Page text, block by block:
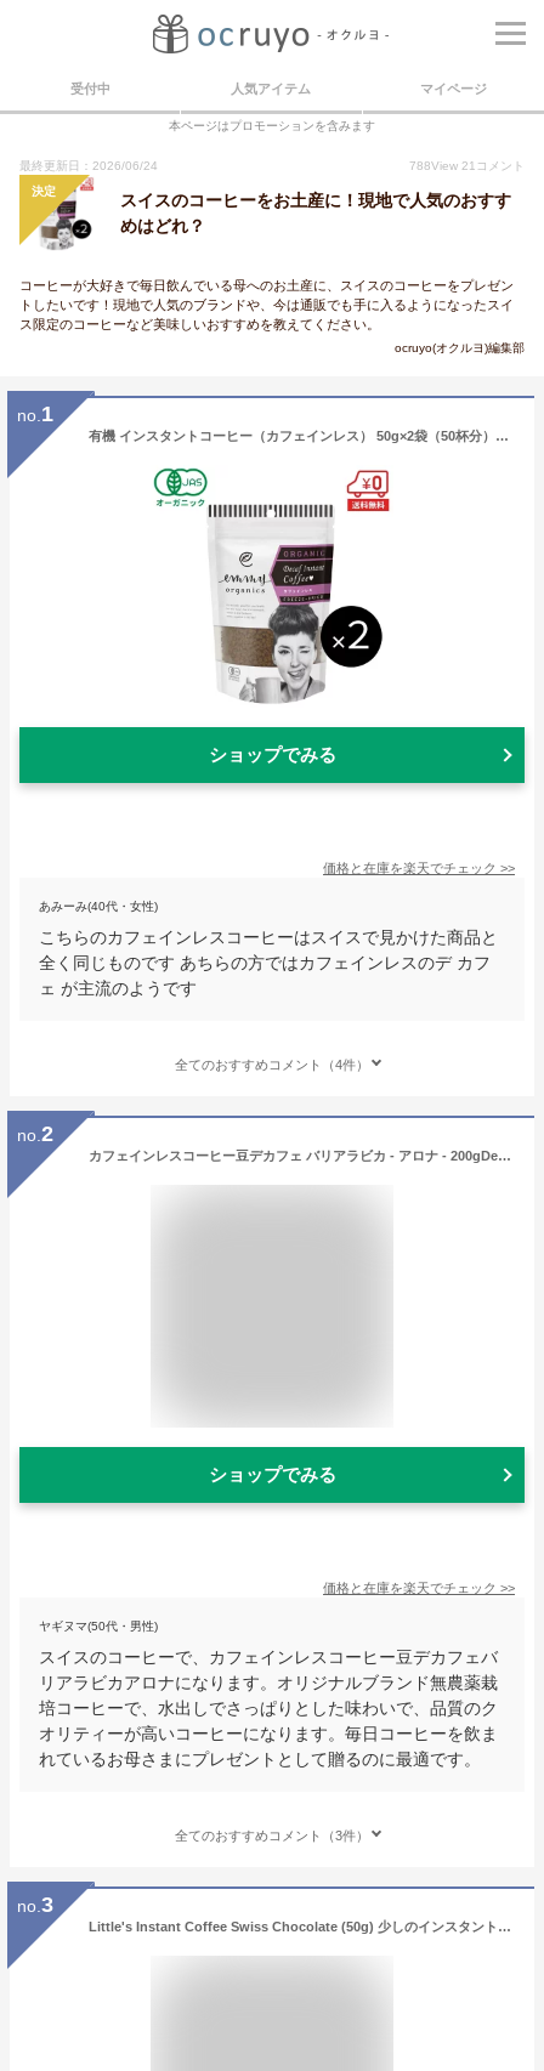
受付中 人気アイテム マイページ
本ページはプロモーションを含みます
最終更新日：2026/06/24 788View 21 コメント
決定
スイスのコーヒーをお土産に！現地で人気のおすす
めはどれ？
コーヒーが大好きで毎日飲んでいる母へのお土産に、スイスのコーヒーをプレゼン
トしたいです！現地で人気のブランドや、今は通販でも手に入るようになったスイ
ス限定のコーヒーなど美味しいおすすめを教えてください。
ocruyo(オクルヨ)編集部
no. 1
有機 インスタントコーヒー（カフェインレス） 50g×2袋（50杯分）★ドイツ産［ オーガニック デカフェ カフェインフリー 有機 emmy organics エミーオーガニクス 妊娠中 妊婦 アイスコーヒー 安全 無農薬 ギフト 詰め替え 無添加 スイスウォータープロセス ］
ショップでみる
価格と在庫を楽天でチェック >>
あみーみ(40代・女性)
こちらのカフェインレスコーヒーはスイスで見かけた商品と
全く同じものです あちらの方ではカフェインレスのデ カフ
ェ が主流のようです
全てのおすすめコメント（4件）
no. 2
カフェインレスコーヒー豆デカフェ バリアラビカ - アロナ - 200gDecaf Bali Arabica - ARONA -インドネシア産コーヒー豆スイスウォータープロセスTSUJIMOTO coffeeオリジナルブランド無農薬栽培 水出し
ショップでみる
価格と在庫を楽天でチェック >>
ヤギヌマ(50代・男性)
スイスのコーヒーで、カフェインレスコーヒー豆デカフェバ
リアラビカアロナになります。オリジナルブランド無農薬栽
培コーヒーで、水出しでさっぱりとした味わいで、品質のク
オリティーが高いコーヒーになります。毎日コーヒーを飲ま
れているお母さまにプレゼントとして贈るのに最適です。
全てのおすすめコメント（3件）
no. 3
Little's Instant Coffee Swiss Chocolate (50g) 少しのインスタントコーヒースイスのチョコレート（ 50グラム）